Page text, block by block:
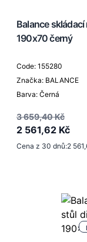
Balance
190x70 černý
Code: 155280
Značka: BALANCE
Barva: Černá
3 659,40 Kč
2 561,62 Kč
Cena z 30 dnů:2